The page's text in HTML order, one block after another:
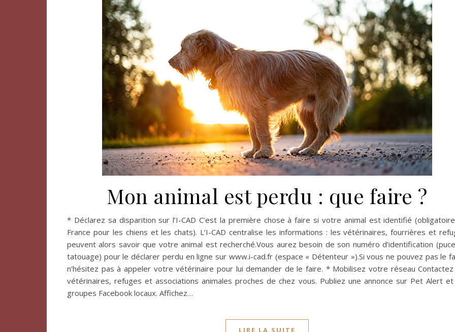
Mon animal est perdu : que faire ?
* Déclarez sa disparition sur l’I-CAD C’est la première chose à faire si votre animal est identifié
France pour les chiens et les chats). L’I-CAD centralise les informations : les vétérinaires, fourrières et
peuvent alors savoir que votre animal est recherché.Vous aurez besoin de son numéro d’identification
tatouage) pour le déclarer perdu en ligne sur www.i-cad.fr (espace « Détenteur »).Si vous ne pouvez pas le
n’hésitez pas à appeler votre vétérinaire pour lui demander de le faire. * Mobilisez votre réseau
vétérinaires, refuges et associations animales proches de chez vous. Publiez une annonce sur Pet Alert
groupes Facebook locaux. Affichez…
LIRE LA SUITE